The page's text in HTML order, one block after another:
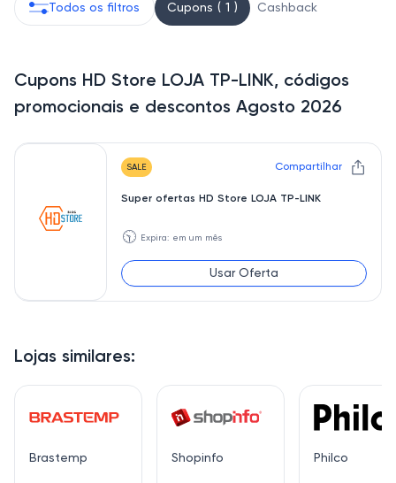
Lojas similares:
Brastemp Shopinfo Philco
Todos os filtros Cupons ( 1 ) Cashback
Cupons HD Store LOJA TP-LINK, códigos
promocionais e descontos Agosto 2026
SALE Compartilhar
Super ofertas HD Store LOJA TP-LINK
🕥 Expira: em um mês
Usar Oferta